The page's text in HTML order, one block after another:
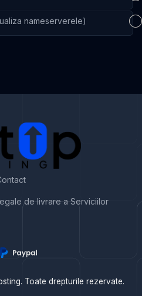
nameserverele)
de livrare a Serviciilor
Toate drepturile rezervate.